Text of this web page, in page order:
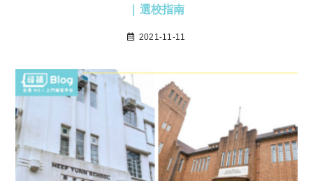
｜選校指南
2021-11-11